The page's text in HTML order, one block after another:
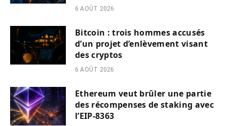
6 AOÛT 2026
Bitcoin : trois hommes accusés
d’un projet d’enlèvement visant
des cryptos
6 AOÛT 2026
Ethereum veut brûler une partie
des récompenses de staking avec
l’EIP-8363